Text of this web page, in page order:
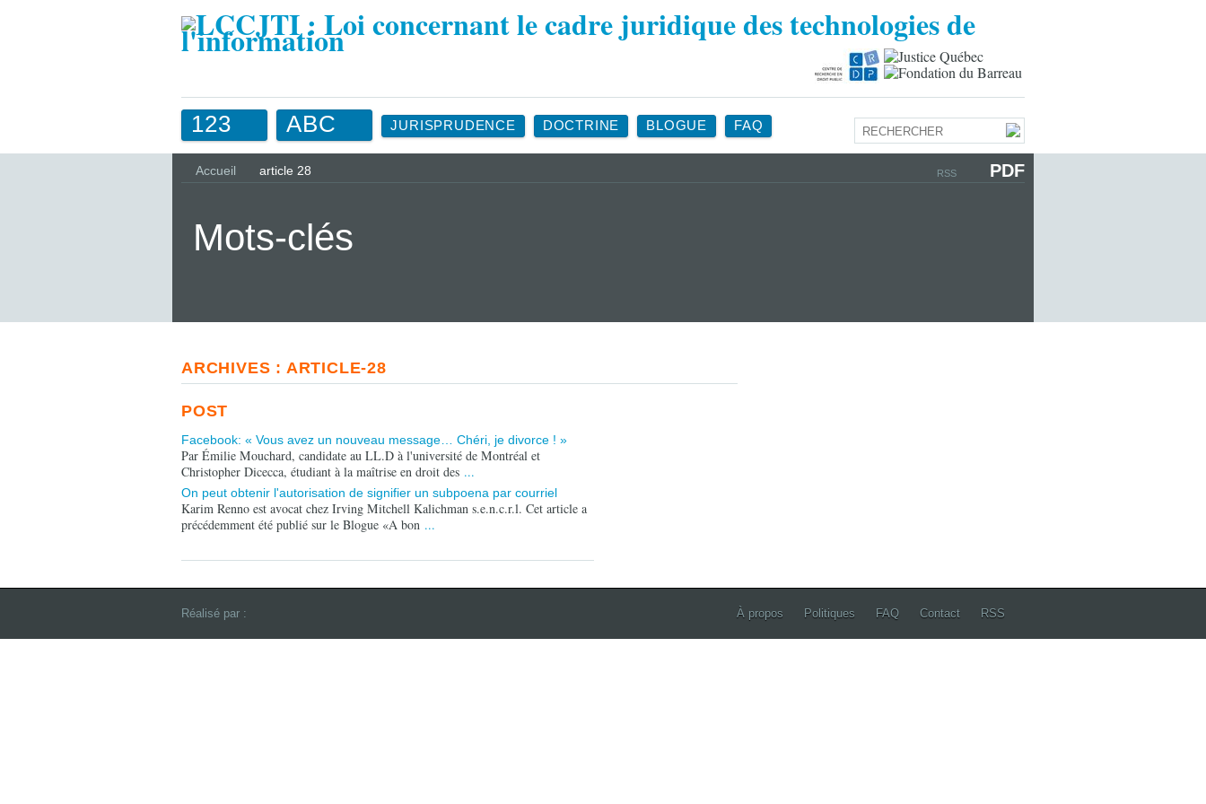
123 ABC JURISPRUDENCE DOCTRINE BLOGUE FAQ
Accueil article 28 RSS PDF
Mots-clés
ARCHIVES : ARTICLE-28
POST
Facebook: « Vous avez un nouveau message… Chéri, je divorce ! »
Par Émilie Mouchard, candidate au LL.D à l'université de Montréal et
Christopher Dicecca, étudiant à la maîtrise en droit des ...
On peut obtenir l'autorisation de signifier un subpoena par courriel
Karim Renno est avocat chez Irving Mitchell Kalichman s.e.n.c.r.l. Cet article a
précédemment été publié sur le Blogue «A bon ...
Réalisé par : À propos Politiques FAQ Contact RSS